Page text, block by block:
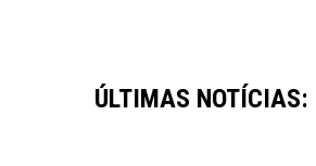
ÚLTIMAS NOTÍCIAS:
NEGÓCIOS E